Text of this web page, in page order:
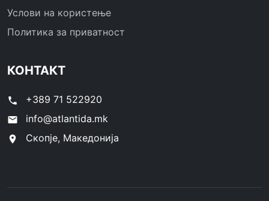
Услови на користење
Политика за приватност
КОНТАКТ
phone +389 71 522920
email info@atlantida.mk
location_on Скопје, Македонија